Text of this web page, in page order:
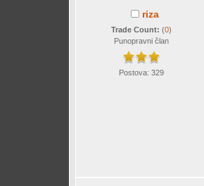
riza
Trade Count: (0)
Punopravni član
Postova: 329